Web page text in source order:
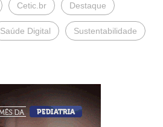
Cetic.br Destaque
Saúde Digital Sustentabilidade